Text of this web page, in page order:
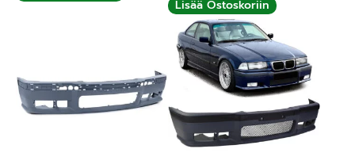
Lisää Ostoskoriin